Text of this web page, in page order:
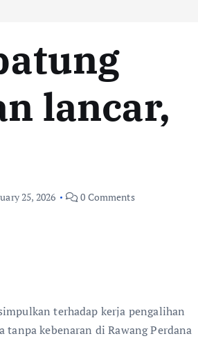
lancar,
25, 2026 0 Comments
terhadap kerja pengalihan
kebenaran di Rawang Perdana